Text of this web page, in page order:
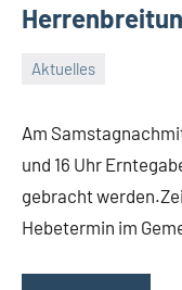
Aktuelles
2024
Am
und 16 Uhr
gebracht
Hebetermin im